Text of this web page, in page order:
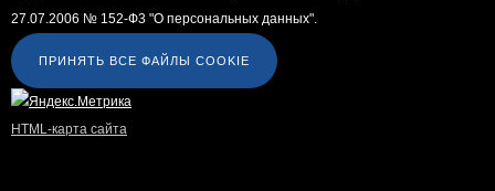
27.07.2006 № 152-Ф3 "О персональных данных".
ПРИНЯТЬ ВСЕ ФАЙЛЫ COOKIE
HTML-карта сайта